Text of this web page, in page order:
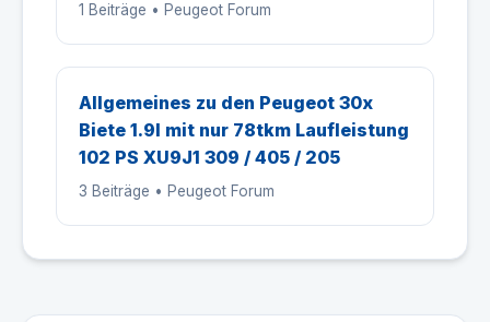
1 Beiträge • Peugeot Forum
Allgemeines zu den Peugeot 30x
Biete 1.9l mit nur 78tkm Laufleistung
102 PS XU9J1 309 / 405 / 205
3 Beiträge • Peugeot Forum